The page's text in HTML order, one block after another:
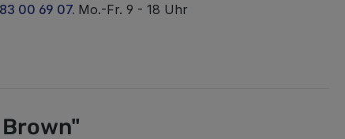
00 69 07. Mo.-Fr. 9 - 18 Uhr